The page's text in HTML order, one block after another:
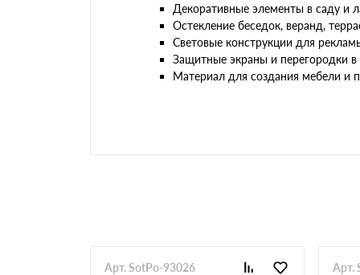
Декоративные элементы в саду и
Остекление беседок, веранд,
Световые конструкции для
Защитные экраны и перегородки
Материал для создания мебели и
Арт. SotPo-93026 Арт.